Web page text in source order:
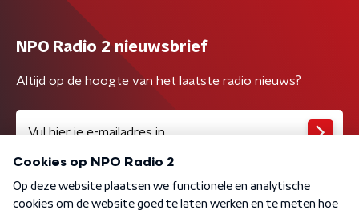
NPO Radio 2 nieuwsbrief
Altijd op de hoogte van het laatste radio nieuws?